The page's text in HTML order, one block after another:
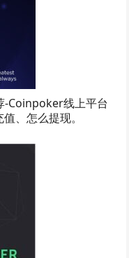
-Coinpoker线上平台
、怎么提现。